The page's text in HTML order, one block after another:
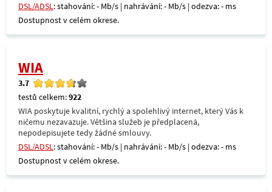
DSL/ADSL: stahování: - Mb/s | nahrávání: - Mb/s | odezva: - ms
Dostupnost v celém okrese.
WIA
3.7
testů celkem:922
WIA poskytuje kvalitní, rychlý a spolehlivý internet, který Vás k
ničemu nezavazuje. Většina služeb je předplacená,
nepodepisujete tedy žádné smlouvy.
DSL/ADSL: stahování: - Mb/s | nahrávání: - Mb/s | odezva: - ms
Dostupnost v celém okrese.